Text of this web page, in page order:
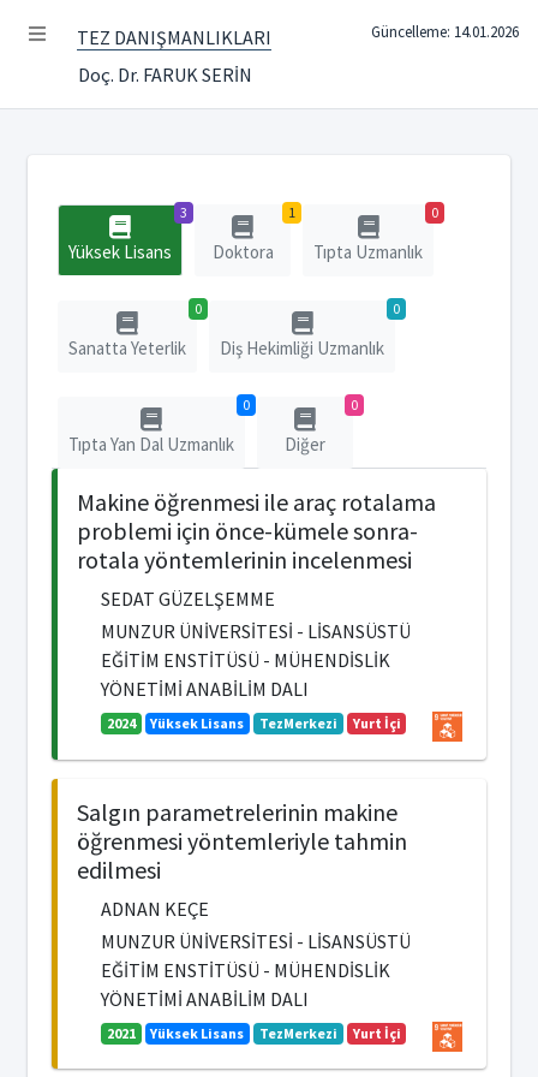
TEZ DANIŞMANLIKLARI
Doç. Dr. FARUK SERİN
Güncelleme: 14.01.2026
3
Yüksek Lisans
1
Doktora
0
Tıpta Uzmanlık
0
Sanatta Yeterlik
0
Diş Hekimliği Uzmanlık
0
Tıpta Yan Dal Uzmanlık
0
Diğer
Makine öğrenmesi ile araç rotalama
problemi için önce-kümele sonra-
rotala yöntemlerinin incelenmesi
SEDAT GÜZELŞEMME
MUNZUR ÜNİVERSİTESİ - LİSANSÜSTÜ
EĞİTİM ENSTİTÜSÜ - MÜHENDİSLİK
YÖNETİMİ ANABİLİM DALI
2024 Yüksek Lisans TezMerkezi Yurt İçi
Salgın parametrelerinin makine
öğrenmesi yöntemleriyle tahmin
edilmesi
ADNAN KEÇE
MUNZUR ÜNİVERSİTESİ - LİSANSÜSTÜ
EĞİTİM ENSTİTÜSÜ - MÜHENDİSLİK
YÖNETİMİ ANABİLİM DALI
2021 Yüksek Lisans TezMerkezi Yurt İçi